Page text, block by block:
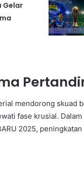
Gelar
mendorong skuad
fase krusial. Dalam
2025,